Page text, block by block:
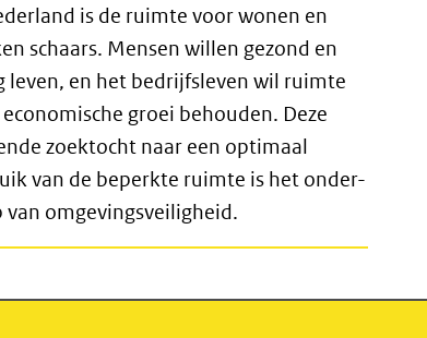
is de ruimte voor wonen en
schaars. Mensen willen gezond en
leven, en het bedrijfs­leven wil ruimte
groei behouden. Deze
zoektocht naar een optimaal
van de beperkte ruimte is het onder­
van omgevingsveiligheid.